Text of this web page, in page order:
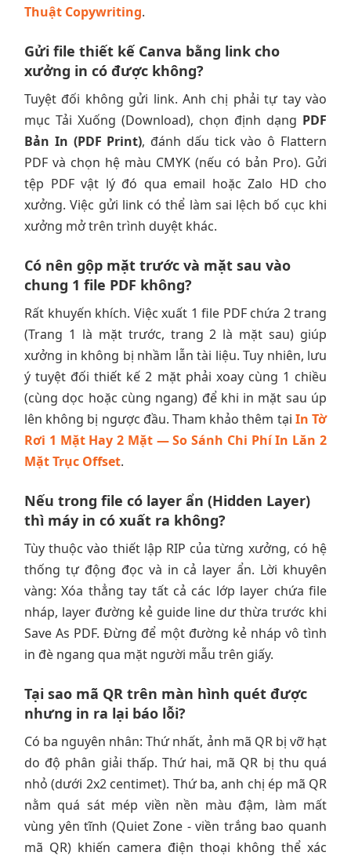
Thuật Copywriting.
Gửi file thiết kế Canva bằng link cho
xưởng in có được không?
Tuyệt đối không gửi link. Anh chị phải tự tay vào
mục Tải Xuống (Download), chọn định dạng PDF
Bản In (PDF Print), đánh dấu tick vào ô Flattern
PDF và chọn hệ màu CMYK (nếu có bản Pro). Gửi
tệp PDF vật lý đó qua email hoặc Zalo HD cho
xưởng. Việc gửi link có thể làm sai lệch bố cục khi
xưởng mở trên trình duyệt khác.
Có nên gộp mặt trước và mặt sau vào
chung 1 file PDF không?
Rất khuyến khích. Việc xuất 1 file PDF chứa 2 trang
(Trang 1 là mặt trước, trang 2 là mặt sau) giúp
xưởng in không bị nhầm lẫn tài liệu. Tuy nhiên, lưu
ý tuyệt đối thiết kế 2 mặt phải xoay cùng 1 chiều
(cùng dọc hoặc cùng ngang) để khi in mặt sau úp
lên không bị ngược đầu. Tham khảo thêm tại In Tờ
Rơi 1 Mặt Hay 2 Mặt — So Sánh Chi Phí In Lăn 2
Mặt Trục Offset.
Nếu trong file có layer ẩn (Hidden Layer)
thì máy in có xuất ra không?
Tùy thuộc vào thiết lập RIP của từng xưởng, có hệ
thống tự động đọc và in cả layer ẩn. Lời khuyên
vàng: Xóa thẳng tay tất cả các lớp layer chứa file
nháp, layer đường kẻ guide line dư thừa trước khi
Save As PDF. Đừng để một đường kẻ nháp vô tình
in đè ngang qua mặt người mẫu trên giấy.
Tại sao mã QR trên màn hình quét được
nhưng in ra lại báo lỗi?
Có ba nguyên nhân: Thứ nhất, ảnh mã QR bị vỡ hạt
do độ phân giải thấp. Thứ hai, mã QR bị thu quá
nhỏ (dưới 2x2 centimet). Thứ ba, anh chị ép mã QR
nằm quá sát mép viền nền màu đậm, làm mất
vùng yên tĩnh (Quiet Zone - viền trắng bao quanh
mã QR) khiến camera điện thoại không thể xác